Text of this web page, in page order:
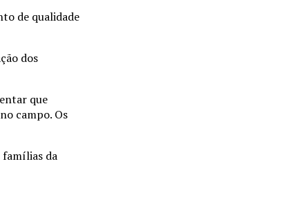
de qualidade
dos
que
campo. Os
da